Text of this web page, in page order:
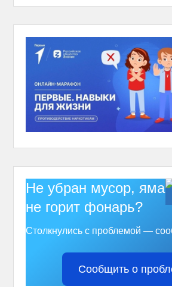
Не убран мусор, яма
не горит фонарь?
Столкнулись с проблемой —
Сообщить о